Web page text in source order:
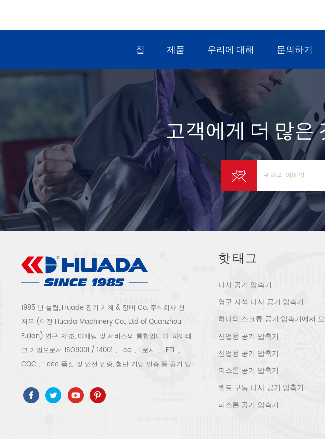
집 제품 우리에 대해 문의하기
고객에게 더 많은
1985 년 설립, Huade 전기 기계 & 장비 Co. 주식회사 천
저우 (이전 Huada Machinery Co., Ltd of Quanzhou
Fujian) 연구, 제조, 마케팅 및 서비스의 통합입니다. 하이테
크 기업으로서 ISO9001 / 14001 、 ce 、 로시 、 ETL 、
CQC 、 ccc 품질 및 안전 인증, 첨단 기업 인증 등 공기 압
일 프리, 스크롤 유형, 피스톤 유형, 건조기, 필터, 배수기, 완
전한 공기 압축기 생산 라인 등이 포함됩니다. 보다 300 가
핫 태그
나사 공기 압축기
영구 자석 나사 공기 압축기
하나의 스크류 공기 압축기에서
산업용 공기 압축기
산업용 공기 압축기
피스톤 공기 압축기
벨트 구동 나사 공기 압축기
피스톤 공기 압축기